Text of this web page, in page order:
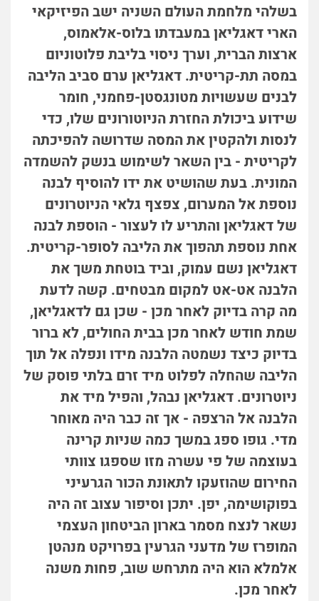
בשלהי מלחמת העולם השניה ישב הפיזיקאי
הארי דאגליאן במעבדתו בלוס-אלאמוס,
ארצות הברית, וערך ניסוי בליבת פלוטוניום
במסה תת-קריטית. דאגליאן ערם סביב הליבה
לבנים שעשויות מטונגסטן-פחמני, חומר
שידוע ביכולת החזרת הניוטורונים שלו, כדי
לנסות ולהקטין את המסה שדרושה להפיכתה
לקריטית - בין השאר לשימוש בנשק להשמדה
המונית. בעת שהושיט את ידו להוסיף לבנה
נוספת אל המערום, צפצף גלאי הניוטרונים
של דאגליאן והתריע לו לעצור - הוספת לבנה
אחת נוספת תהפוך את הליבה לסופר-קריטית.
דאגליאן נשם עמוק, וביד בוטחת משך את
הלבנה אט-אט למקום מבטחים. קשה לדעת
מה קרה בדיוק לאחר מכן - שכן גם לדאגליאן,
שמת חודש לאחר מכן בבית החולים, לא ברור
בדיוק כיצד נשמטה הלבנה מידו ונפלה אל תוך
הליבה שהחלה לפלוט מיד זרם בלתי פוסק של
ניוטרונים. דאגליאן נבהל, והפיל מיד את
הלבנה אל הרצפה - אך זה כבר היה מאוחר
מדי. גופו ספג במשך כמה שניות קרינה
בעוצמה של פי עשרה מזו שספגו צוותי
החירום שהוזעקו לתאונת הכור הגרעיני
בפוקושימה, יפן. יתכן וסיפור עצוב זה היה
נשאר לנצח מסמר בארון הביטחון העצמי
המופרז של מדעני הגרעין בפרויקט מנהטן
אלמלא הוא היה מתרחש שוב, פחות משנה
לאחר מכן.